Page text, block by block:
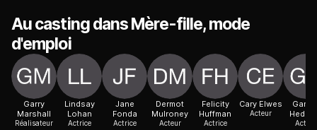
Au casting dans Mère-fille, mode
d'emploi
Garry
Marshall
Réalisateur
Lindsay
Lohan
Actrice
Jane
Fonda
Actrice
Dermot
Mulroney
Acteur
Felicity
Huffman
Actrice
Cary Elwes
Acteur
Acteur